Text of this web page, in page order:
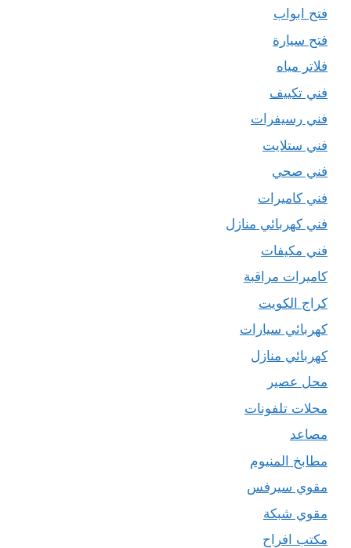
فتح ابواب
فتح سيارة
فلاتر مياه
فني تكييف
فني رسيفرات
فني ستلايت
فني صحي
فني كاميرات
فني كهربائي منازل
فني مكيفات
كاميرات مراقبة
كراج الكويت
كهربائي سيارات
كهربائي منازل
محل عصير
محلات تلفونات
مصاعد
مطابخ المنيوم
مقوي سيرفس
مقوي شبكة
مكتب افراح